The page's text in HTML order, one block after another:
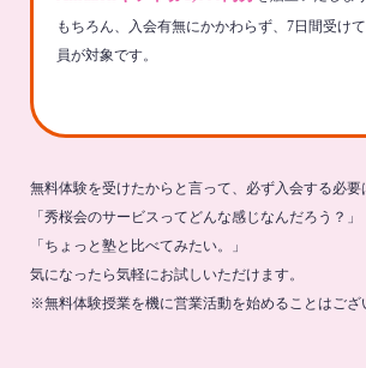
もちろん、入会有無にかかわらず、7日間受け
員が対象です。
無料体験を受けたからと言って、必ず入会する必
「秀桜会のサービスってどんな感じなんだろう？」
「ちょっと塾と比べてみたい。」
気になったら気軽にお試しいただけます。
※無料体験授業を機に営業活動を始めることはござ